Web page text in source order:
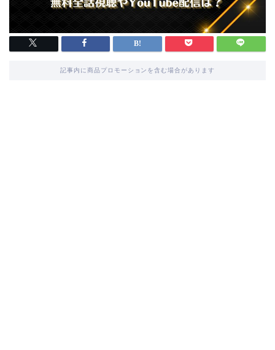
記事内に商品プロモーションを含む場合があります